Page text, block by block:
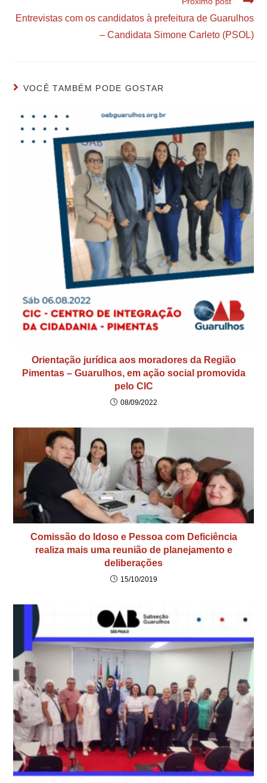
Entrevistas com os candidatos à prefeitura de Guarulhos
– Candidata Simone Carleto (PSOL)
VOCÊ TAMBÉM PODE GOSTAR
Orientação jurídica aos moradores da Região
Pimentas – Guarulhos, em ação social promovida
pelo CIC
08/09/2022
Comissão do Idoso e Pessoa com Deficiência
realiza mais uma reunião de planejamento e
deliberações
15/10/2019